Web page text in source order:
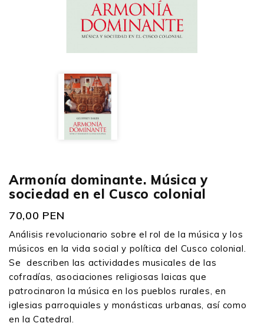
Armonía dominante. Música y
sociedad en el Cusco colonial
70,00 PEN
Análisis revolucionario sobre el rol de la música y los
músicos en la vida social y política del Cusco colonial.
Se describen las actividades musicales de las
cofradías, asociaciones religiosas laicas que
patrocinaron la música en los pueblos rurales, en
iglesias parroquiales y monásticas urbanas, así como
en la Catedral.